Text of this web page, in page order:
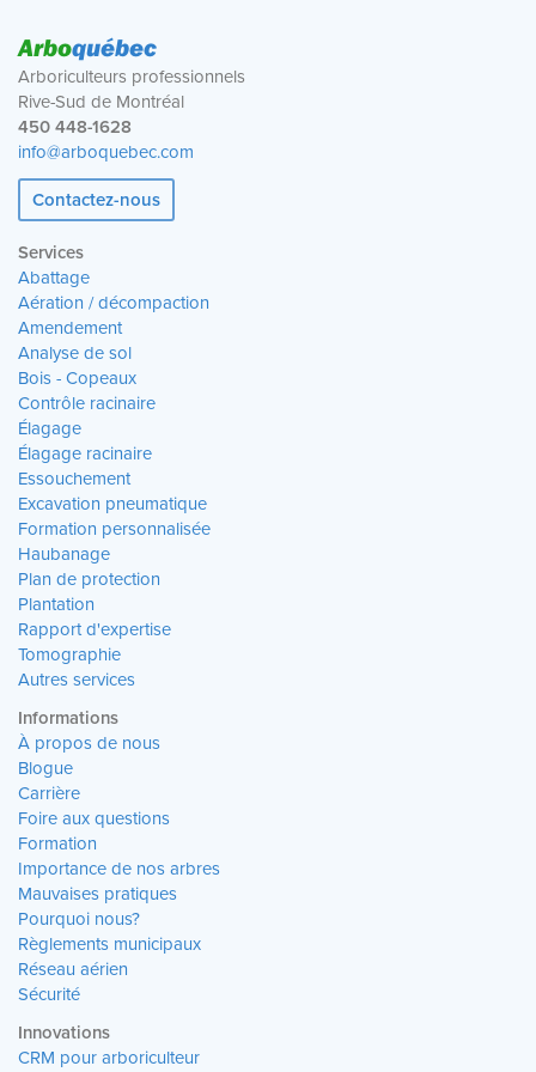
Arboquébec
Arboriculteurs professionnels
Rive-Sud de Montréal
450 448-1628
info@arboquebec.com
Contactez-nous
Services
Abattage
Aération / décompaction
Amendement
Analyse de sol
Bois - Copeaux
Contrôle racinaire
Élagage
Élagage racinaire
Essouchement
Excavation pneumatique
Formation personnalisée
Haubanage
Plan de protection
Plantation
Rapport d'expertise
Tomographie
Autres services
Informations
À propos de nous
Blogue
Carrière
Foire aux questions
Formation
Importance de nos arbres
Mauvaises pratiques
Pourquoi nous?
Règlements municipaux
Réseau aérien
Sécurité
Innovations
CRM pour arboriculteur